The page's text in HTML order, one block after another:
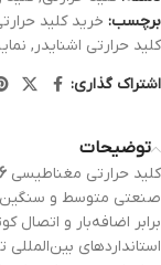
برچسب: خرید کلید حرارتی 10
کلید حرارتی اشنایدر,
اشتراک گذاری:
توضیحات
کلید حرارتی مغناطیسی 6 تا 10 آمپر اشنایدر الکتریک
صنعتی متوسط و سنگین
برابر اضافه‌بار و اتصال
استانداردهای